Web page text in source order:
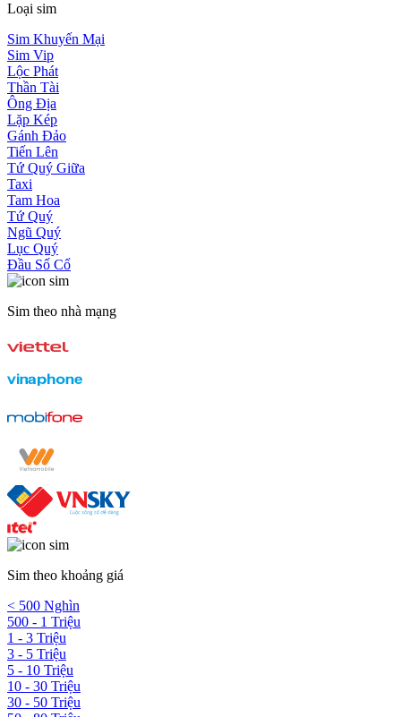
Loại sim
Sim Khuyến Mại
Sim Vip
Lộc Phát
Thần Tài
Ông Địa
Lặp Kép
Gánh Đảo
Tiến Lên
Tứ Quý Giữa
Taxi
Tam Hoa
Tứ Quý
Ngũ Quý
Lục Quý
Đầu Số Cổ
Sim theo nhà mạng
Sim theo khoảng giá
< 500 Nghìn
500 - 1 Triệu
1 - 3 Triệu
3 - 5 Triệu
5 - 10 Triệu
10 - 30 Triệu
30 - 50 Triệu